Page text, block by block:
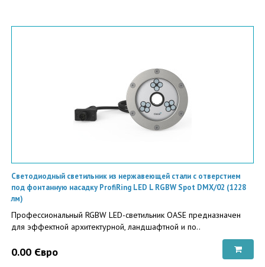
Светодиодный светильник из нержавеющей стали с отверстием
под фонтанную насадку ProfiRing LED L RGBW Spot DMX/02 (1228
лм)
Профессиональный RGBW LED-светильник OASE предназначен
для эффектной архитектурной, ландшафтной и по..
0.00 Євро